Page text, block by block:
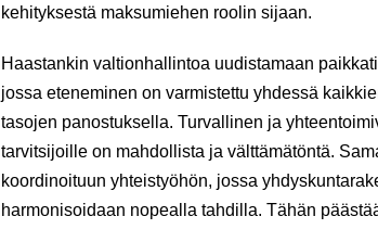
kehityksestä maksumiehen roolin sijaan.
Haastankin valtionhallintoa uudistamaan
jossa eteneminen on varmistettu yhdessä
tasojen panostuksella. Turvallinen ja
tarvitsijoille on mahdollista ja välttämätöntä.
koordinoituun yhteistyöhön, jossa
harmonisoidaan nopealla tahdilla. Tähän